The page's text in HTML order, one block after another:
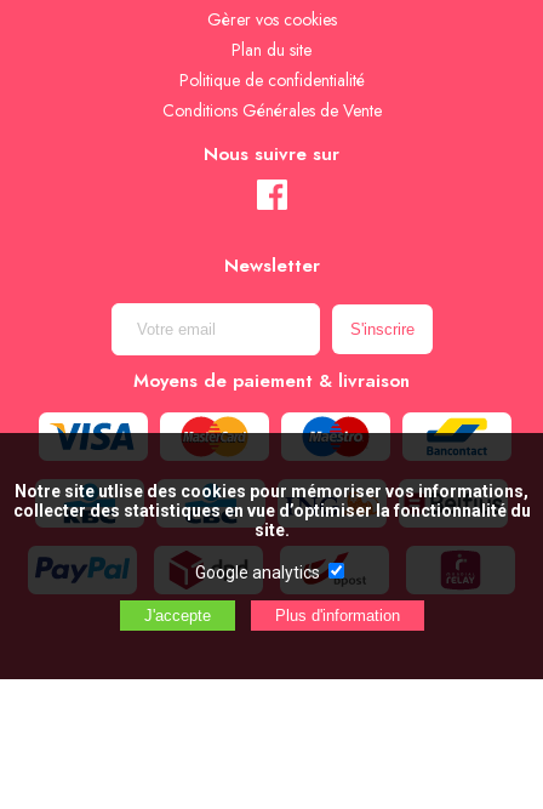
Gèrer vos cookies
Plan du site
Politique de confidentialité
Conditions Générales de Vente
Nous suivre sur
Newsletter
Moyens de paiement & livraison
Notre site utlise des cookies pour mémoriser vos informations,
collecter des statistiques en vue d’optimiser la fonctionnalité du
site.
Google analytics